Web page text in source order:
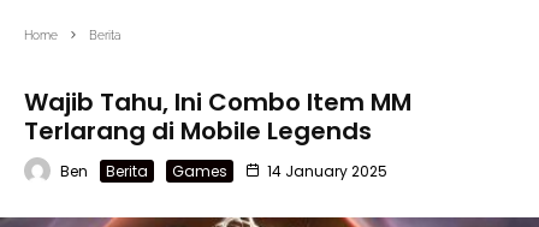
Home Berita
Wajib Tahu, Ini Combo Item MM
Terlarang di Mobile Legends
Ben Berita Games 14 January 2025